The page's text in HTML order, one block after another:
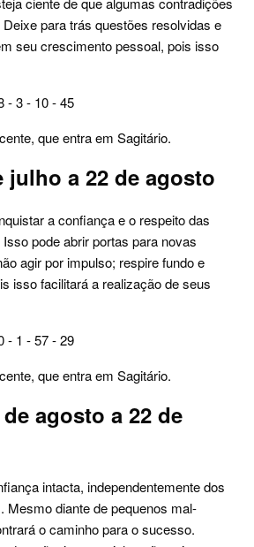
para trás questões resolvidas e
seu crescimento pessoal, pois isso
- 3 - 10 - 45
que entra em Sagitário.
julho a 22 de agosto
a confiança e o respeito das
pode abrir portas para novas
agir por impulso; respire fundo e
isso facilitará a realização de seus
- 1 - 57 - 29
que entra em Sagitário.
agosto a 22 de
intacta, independentemente dos
Mesmo diante de pequenos mal-
o caminho para o sucesso.